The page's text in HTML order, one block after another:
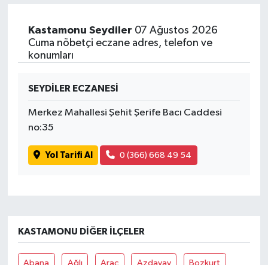
Kastamonu Seydiler 07 Ağustos 2026
Cuma nöbetçi eczane adres, telefon ve
konumları
SEYDİLER ECZANESİ
Merkez Mahallesi Şehit Şerife Bacı Caddesi
no:35
Yol Tarifi Al 0 (366) 668 49 54
KASTAMONU DIĞER İLÇELER
Abana Ağlı Araç Azdavay Bozkurt
Yaşam